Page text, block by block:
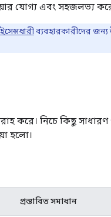
যোগ্য এবং সহজলভ্য
ব্যবহারকারীদের
করে। নিচে কিছু সাধারণ
হলো।
প্রস্তাবিত সমাধান